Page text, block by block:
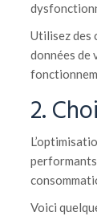
Utilisez des
données de
2.
Voici